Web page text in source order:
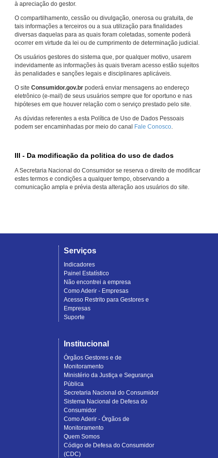
à apreciação do gestor.
O compartilhamento, cessão ou divulgação, onerosa ou gratuita, de
tais informações a terceiros ou a sua utilização para finalidades
diversas daquelas para as quais foram coletadas, somente poderá
ocorrer em virtude da lei ou de cumprimento de determinação judicial.
Os usuários gestores do sistema que, por qualquer motivo, usarem
indevidamente as informações às quais tiveram acesso estão sujeitos
às penalidades e sanções legais e disciplinares aplicáveis.
O site Consumidor.gov.br poderá enviar mensagens ao endereço
eletrônico (e-mail) de seus usuários sempre que for oportuno e nas
hipóteses em que houver relação com o serviço prestado pelo site.
As dúvidas referentes a esta Política de Uso de Dados Pessoais
podem ser encaminhadas por meio do canal Fale Conosco.
III - Da modificação da politica do uso de dados
A Secretaria Nacional do Consumidor se reserva o direito de modificar
estes termos e condições a qualquer tempo, observando a
comunicação ampla e prévia desta alteração aos usuários do site.
Serviços
Indicadores
Painel Estatístico
Não encontrei a empresa
Como Aderir - Empresas
Acesso Restrito para Gestores e
Empresas
Suporte
Institucional
Órgãos Gestores e de
Monitoramento
Ministério da Justiça e Segurança
Pública
Secretaria Nacional do Consumidor
Sistema Nacional de Defesa do
Consumidor
Como Aderir - Órgãos de
Monitoramento
Quem Somos
Código de Defesa do Consumidor
(CDC)